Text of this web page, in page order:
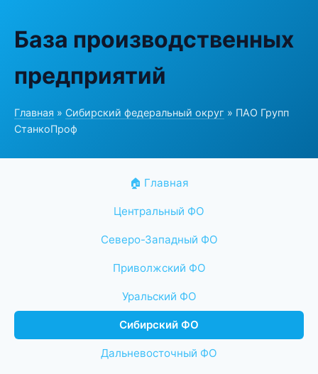
База производственных
предприятий
Главная » Сибирский федеральный округ » ПАО Групп
СтанкоПроф
🏠 Главная
Центральный ФО
Северо-Западный ФО
Приволжский ФО
Уральский ФО
Сибирский ФО
Дальневосточный ФО